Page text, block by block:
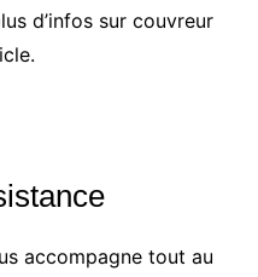
d’infos sur couvreur
accompagne tout au